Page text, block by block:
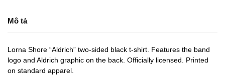
Mô tả
Lorna Shore “Aldrich” two-sided black t-shirt. Features the band
logo and Aldrich graphic on the back. Officially licensed. Printed
on standard apparel.